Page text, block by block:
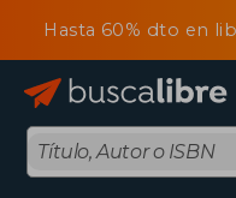
Hasta 60% dto en